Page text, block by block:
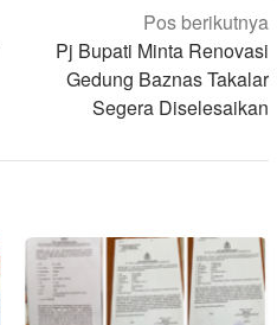
Pos berikutnya
Pj Bupati Minta Renovasi
Gedung Baznas Takalar
Segera Diselesaikan